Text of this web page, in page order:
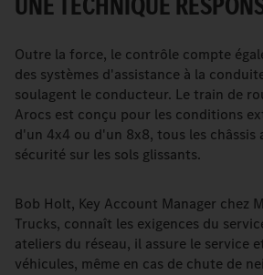
Outre la force, le contrôle compte
des systèmes d'assistance à la
soulagent le conducteur. Le train de
Arocs est conçu pour les conditions
d'un 4x4 ou d'un 8x8, tous les châssis
sécurité sur les sols glissants.
Bob Holt, Key Account Manager chez
Trucks, connaît les exigences du
ateliers du réseau, il assure le service
véhicules, même en cas de chute de